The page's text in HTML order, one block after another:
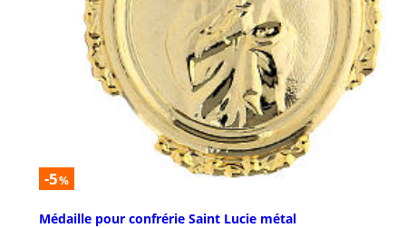
-5%
Médaille pour confrérie Saint Lucie métal